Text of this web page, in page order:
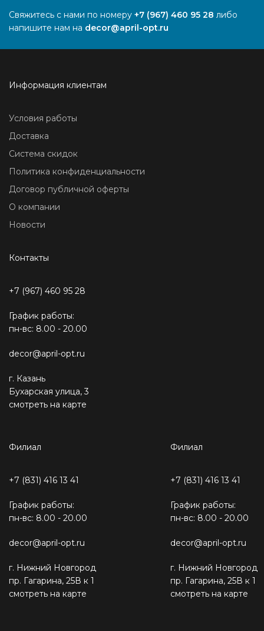
Свяжитесь с нами по номеру +7 (967) 460 95 28 либо
напишите нам на decor@april-opt.ru
Информация клиентам
Условия работы
Доставка
Система скидок
Политика конфиденциальности
Договор публичной оферты
О компании
Новости
Контакты
+7 (967) 460 95 28
График работы:
пн-вс: 8.00 - 20.00
decor@april-opt.ru
г. Казань
Бухарская улица, 3
смотреть на карте
Филиал
+7 (831) 416 13 41
График работы:
пн-вс: 8.00 - 20.00
decor@april-opt.ru
г. Нижний Новгород
пр. Гагарина, 25В к 1
смотреть на карте
Филиал
+7 (831) 416 13 41
График работы:
пн-вс: 8.00 - 20.00
decor@april-opt.ru
г. Нижний Новгород
пр. Гагарина, 25В к 1
смотреть на карте